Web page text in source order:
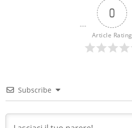
0
Article Rating
Subscribe